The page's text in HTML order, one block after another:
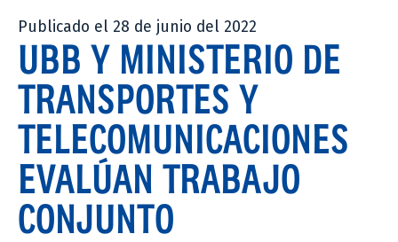
Publicado el 28 de junio del 2022
UBB Y MINISTERIO DE
TRANSPORTES Y
TELECOMUNICACIONES
EVALÚAN TRABAJO
CONJUNTO